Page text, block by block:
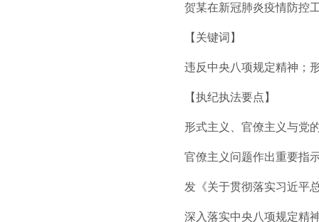
贺某在新冠肺炎疫情防控
【关键词】
违反中央八项规定精神；
【执纪执法要点】
形式主义、官僚主义与党
官僚主义问题作出重要指
发《关于贯彻落实习近平
深入落实中央八项规定精